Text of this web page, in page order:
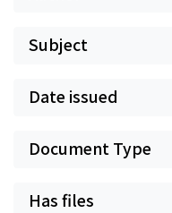
Subject
Date issued
Document Type
Has files